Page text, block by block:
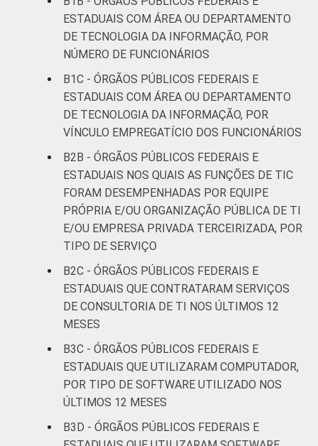
ESTADUAIS COM ÁREA OU DEPARTAMENTO
DE TECNOLOGIA DA INFORMAÇÃO, POR
NÚMERO DE FUNCIONÁRIOS
B1C - ÓRGÃOS PÚBLICOS FEDERAIS E
ESTADUAIS COM ÁREA OU DEPARTAMENTO
DE TECNOLOGIA DA INFORMAÇÃO, POR
VÍNCULO EMPREGATÍCIO DOS FUNCIONÁRIOS
B2B - ÓRGÃOS PÚBLICOS FEDERAIS E
ESTADUAIS NOS QUAIS AS FUNÇÕES DE TIC
FORAM DESEMPENHADAS POR EQUIPE
PRÓPRIA E/OU ORGANIZAÇÃO PÚBLICA DE TI
E/OU EMPRESA PRIVADA TERCEIRIZADA, POR
TIPO DE SERVIÇO
B2C - ÓRGÃOS PÚBLICOS FEDERAIS E
ESTADUAIS QUE CONTRATARAM SERVIÇOS
DE CONSULTORIA DE TI NOS ÚLTIMOS 12
MESES
B3C - ÓRGÃOS PÚBLICOS FEDERAIS E
ESTADUAIS QUE UTILIZARAM COMPUTADOR,
POR TIPO DE SOFTWARE UTILIZADO NOS
ÚLTIMOS 12 MESES
B3D - ÓRGÃOS PÚBLICOS FEDERAIS E